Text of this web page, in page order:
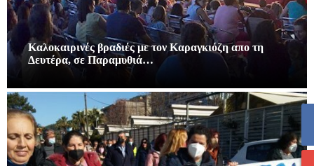
Καλοκαιρινές βραδιές με τον Καραγκιόζη απο τη
Δευτέρα, σε Παραμυθιά…